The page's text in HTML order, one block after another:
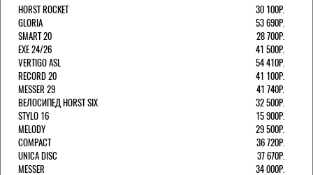
HORST ROCKET
30 100Р.
GLORIA
53 690Р.
SMART 20
28 700Р.
EXE 24/26
41 500Р.
VERTIGO ASL
54 410Р.
RECORD 20
41 100Р.
MESSER 29
41 740Р.
ВЕЛОСИПЕД HORST SIX
32 500Р.
STYLO 16
15 900Р.
MELODY
29 500Р.
COMPACT
36 720Р.
UNICA DISC
37 670Р.
MESSER
34 000Р.